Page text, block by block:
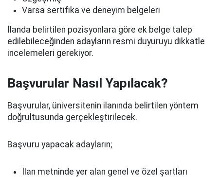
Varsa sertifika ve deneyim belgeleri
İlanda belirtilen pozisyonlara göre ek belge talep
edilebileceğinden adayların resmi duyuruyu dikkatle
incelemeleri gerekiyor.
Başvurular Nasıl Yapılacak?
Başvurular, üniversitenin ilanında belirtilen yöntem
doğrultusunda gerçekleştirilecek.
Başvuru yapacak adayların;
İlan metninde yer alan genel ve özel şartları